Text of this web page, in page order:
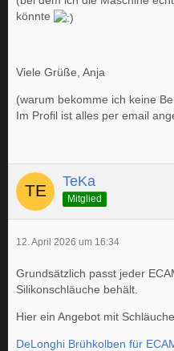
könnte
Viele Grüße, Anja
(warum bekomme ich keine
Im Profil ist alles per email
TeKa
Mitglied
12. April 2026 um 16:34
Grundsätzlich passt jeder
Silikonschläuche behält.
Hier ein Angebot mit
DeLonghi Brühkolben für